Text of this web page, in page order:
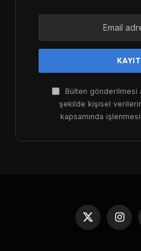
Bülten gönderilmesi
şekilde kişisel
kapsamında
X
(Twitter)